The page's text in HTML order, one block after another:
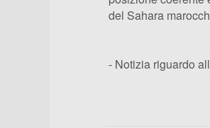
del Sahara
- Notizia riguardo